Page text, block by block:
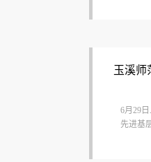
玉溪师
​6月29
先进基